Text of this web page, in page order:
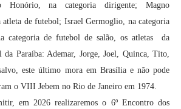
Honório, na categoria dirigente; Magno
atleta de futebol; Israel Germoglio, na categoria
categoria de futebol de salão, os atletas da
da Paraíba: Ademar, Jorge, Joel, Quinca, Tito,
este último mora em Brasília e não pode
o VIII Jebem no Rio de Janeiro em 1974.
em 2026 realizaremos o 6º Encontro dos